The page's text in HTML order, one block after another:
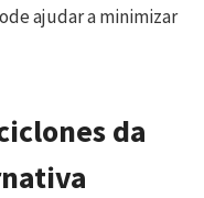
ajudar a minimizar
da